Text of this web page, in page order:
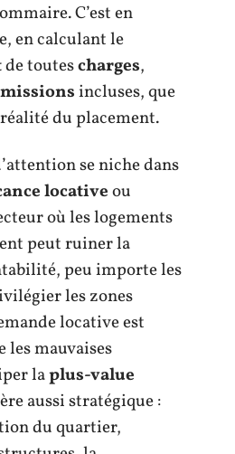
C’est en
en calculant le
de toutescharges,
incluses, que
du placement.
se niche dans
locativeou
où les logements
peut ruiner la
peu importe les
les zones
locative est
mauvaises
laplus-value
aussi stratégique :
du quartier,